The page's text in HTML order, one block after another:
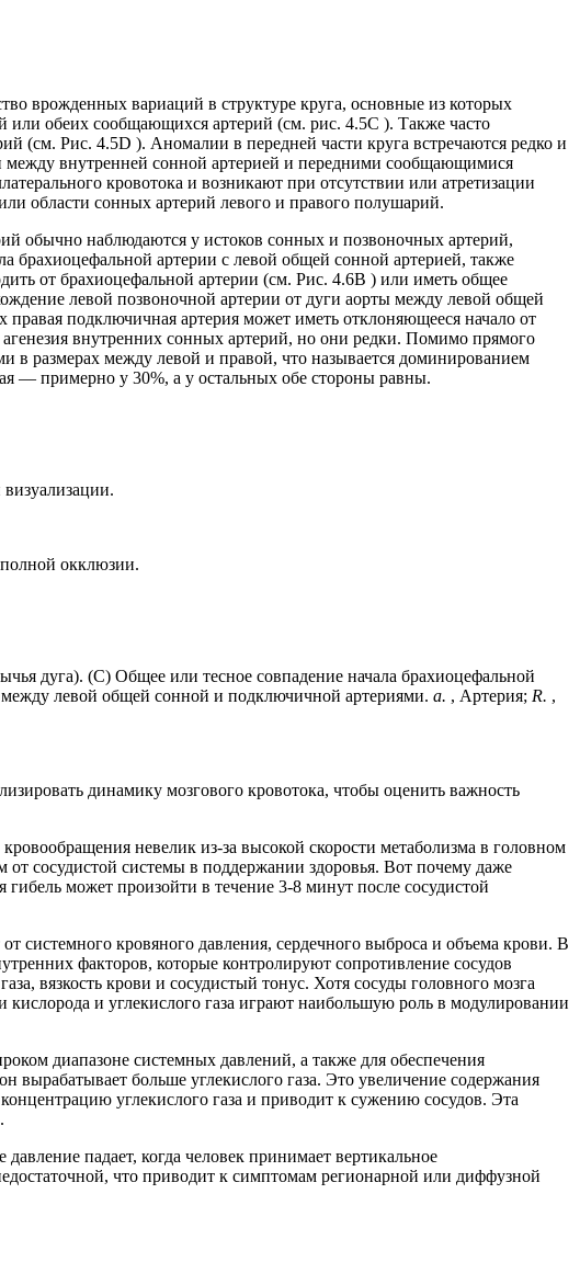
врожденных вариаций в структуре круга, основные из которых
обеих сообщающихся артерий (см. рис. 4.5C ). Также часто
(см. Рис. 4.5D ). Аномалии в передней части круга встречаются редко и
между внутренней сонной артерией и передними сообщающимися
кровотока и возникают при отсутствии или атретизации
области сонных артерий левого и правого полушарий.
обычно наблюдаются у истоков сонных и позвоночных артерий,
брахиоцефальной артерии с левой общей сонной артерией, также
от брахиоцефальной артерии (см. Рис. 4.6B ) или иметь общее
левой позвоночной артерии от дуги аорты между левой общей
подключичная артерия может иметь отклоняющееся начало от
внутренних сонных артерий, но они редки. Помимо прямого
в размерах между левой и правой, что называется доминированием
— примерно у 30%, а у остальных обе стороны равны.
окклюзии.
дуга). (C) Общее или тесное совпадение начала брахиоцефальной
левой общей сонной и подключичной артериями. a. , Артерия; R. ,
динамику мозгового кровотока, чтобы оценить важность
невелик из-за высокой скорости метаболизма в головном
от сосудистой системы в поддержании здоровья. Вот почему даже
может произойти в течение 3-8 минут после сосудистой
системного кровяного давления, сердечного выброса и объема крови. В
факторов, которые контролируют сопротивление сосудов
вязкость крови и сосудистый тонус. Хотя сосуды головного мозга
и углекислого газа играют наибольшую роль в модулировании
диапазоне системных давлений, а также для обеспечения
вырабатывает больше углекислого газа. Это увеличение содержания
углекислого газа и приводит к сужению сосудов. Эта
падает, когда человек принимает вертикальное
что приводит к симптомам регионарной или диффузной